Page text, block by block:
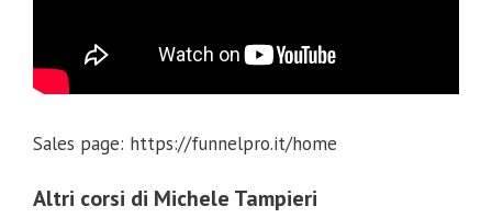
Sales page: https://funnelpro.it/home
Altri corsi di Michele Tampieri